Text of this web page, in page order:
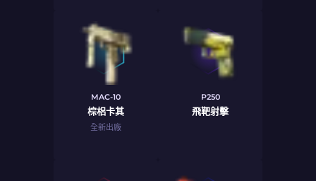
MAC-10
棕梠卡其
全新出廠
P250
飛靶射擊